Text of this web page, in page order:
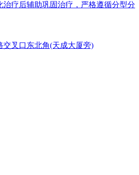
治疗后辅助巩固治疗，严格遵循分型分
交叉口东北角(天成大厦旁)